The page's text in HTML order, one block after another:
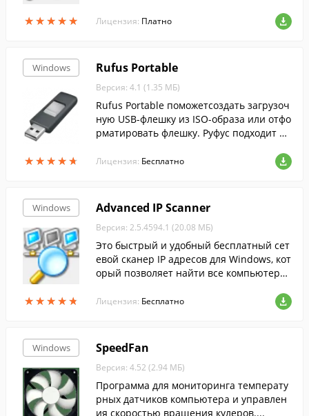
★★★★★
★★★★★ Лицензия: Платно
Windows
★★★★★
★★★★★
Rufus Portable
Версия: 4.1 (1.35 МБ)
Rufus Portable поможетсоздать загрузоч
ную USB-флешку из ISO-образа или отфо
рматировать флешку. Руфус подходит дл
ает русский язык.
Лицензия: Бесплатно
Windows
★★★★★
★★★★★
Advanced IP Scanner
Версия: 2.5.4594.1 (20.08 МБ)
Это быстрый и удобный бесплатный сет
евой сканер IP адресов для Windows, кот
орый позволяет найти все компьютеры
орты.
Лицензия: Бесплатно
Windows SpeedFan
Версия: 4.52 (2.94 МБ)
Программа для мониторинга температу
рных датчиков компьютера и управлен
ия скоростью вращения кулеров....